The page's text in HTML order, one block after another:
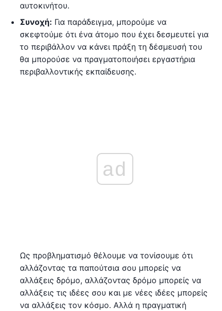
αυτοκινήτου.
Συνοχή: Για παράδειγμα, μπορούμε να
σκεφτούμε ότι ένα άτομο που έχει δεσμευτεί για
το περιβάλλον να κάνει πράξη τη δέσμευσή του
θα μπορούσε να πραγματοποιήσει εργαστήρια
περιβαλλοντικής εκπαίδευσης.
ad
Ως προβληματισμό θέλουμε να τονίσουμε ότι
αλλάζοντας τα παπούτσια σου μπορείς να
αλλάξεις δρόμο, αλλάζοντας δρόμο μπορείς να
αλλάξεις τις ιδέες σου και με νέες ιδέες μπορείς
να αλλάξεις τον κόσμο. Αλλά η πραγματική